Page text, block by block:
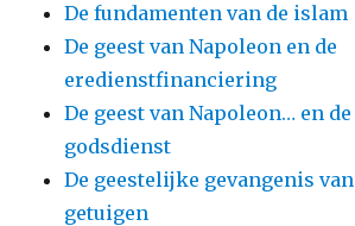
De fundamenten van de islam
De geest van Napoleon en de
eredienstfinanciering
De geest van Napoleon… en
godsdienst
De geestelijke gevangenis van
getuigen